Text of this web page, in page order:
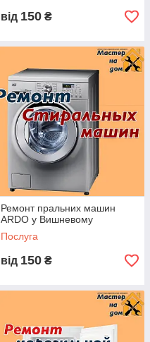
від 150 ₴
Ремонт пральних машин
ARDO у Вишневому
Послуга
від 150 ₴